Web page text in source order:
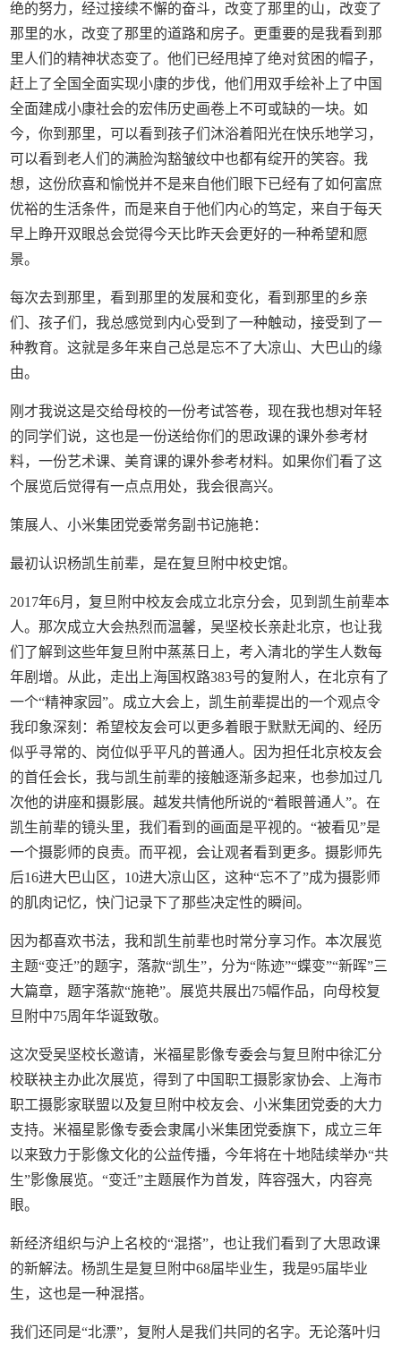
绝的努力，经过接续不懈的奋斗，改变了那里的山，改变了
那里的水，改变了那里的道路和房子。更重要的是我看到那
里人们的精神状态变了。他们已经甩掉了绝对贫困的帽子，
赶上了全国全面实现小康的步伐，他们用双手绘补上了中国
全面建成小康社会的宏伟历史画卷上不可或缺的一块。如
今，你到那里，可以看到孩子们沐浴着阳光在快乐地学习，
可以看到老人们的满脸沟豁皱纹中也都有绽开的笑容。我
想，这份欣喜和愉悦并不是来自他们眼下已经有了如何富庶
优裕的生活条件，而是来自于他们内心的笃定，来自于每天
早上睁开双眼总会觉得今天比昨天会更好的一种希望和愿
景。
每次去到那里，看到那里的发展和变化，看到那里的乡亲
们、孩子们，我总感觉到内心受到了一种触动，接受到了一
种教育。这就是多年来自己总是忘不了大凉山、大巴山的缘
由。
刚才我说这是交给母校的一份考试答卷，现在我也想对年轻
的同学们说，这也是一份送给你们的思政课的课外参考材
料，一份艺术课、美育课的课外参考材料。如果你们看了这
个展览后觉得有一点点用处，我会很高兴。
策展人、小米集团党委常务副书记施艳：
最初认识杨凯生前辈，是在复旦附中校史馆。
2017年6月，复旦附中校友会成立北京分会，见到凯生前辈本
人。那次成立大会热烈而温馨，吴坚校长亲赴北京，也让我
们了解到这些年复旦附中蒸蒸日上，考入清北的学生人数每
年剧增。从此，走出上海国权路383号的复附人，在北京有了
一个“精神家园”。成立大会上，凯生前辈提出的一个观点令
我印象深刻：希望校友会可以更多着眼于默默无闻的、经历
似乎寻常的、岗位似乎平凡的普通人。因为担任北京校友会
的首任会长，我与凯生前辈的接触逐渐多起来，也参加过几
次他的讲座和摄影展。越发共情他所说的“着眼普通人”。在
凯生前辈的镜头里，我们看到的画面是平视的。“被看见”是
一个摄影师的良责。而平视，会让观者看到更多。摄影师先
后16进大巴山区，10进大凉山区，这种“忘不了”成为摄影师
的肌肉记忆，快门记录下了那些决定性的瞬间。
因为都喜欢书法，我和凯生前辈也时常分享习作。本次展览
主题“变迁”的题字，落款“凯生”，分为“陈迹”“蝶变”“新晖”三
大篇章，题字落款“施艳”。展览共展出75幅作品，向母校复
旦附中75周年华诞致敬。
这次受吴坚校长邀请，米福星影像专委会与复旦附中徐汇分
校联袂主办此次展览，得到了中国职工摄影家协会、上海市
职工摄影家联盟以及复旦附中校友会、小米集团党委的大力
支持。米福星影像专委会隶属小米集团党委旗下，成立三年
以来致力于影像文化的公益传播，今年将在十地陆续举办“共
生”影像展览。“变迁”主题展作为首发，阵容强大，内容亮
眼。
新经济组织与沪上名校的“混搭”，也让我们看到了大思政课
的新解法。杨凯生是复旦附中68届毕业生，我是95届毕业
生，这也是一种混搭。
我们还同是“北漂”，复附人是我们共同的名字。无论落叶归